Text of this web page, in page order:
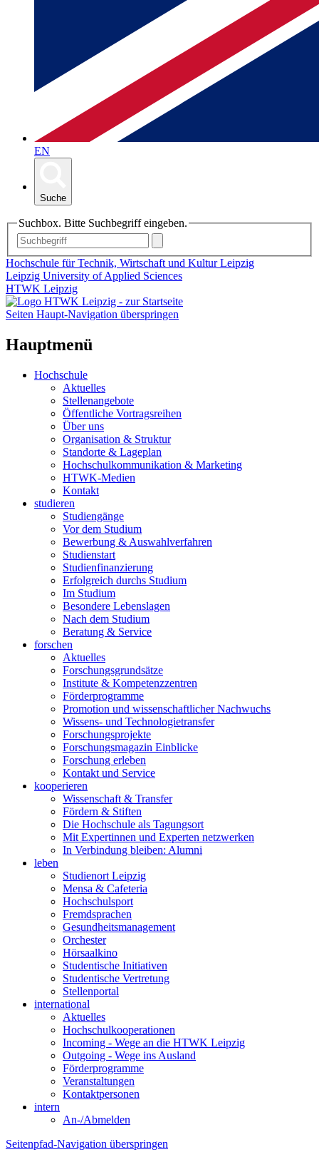
EN
Suche
Suchbox. Bitte Suchbegriff eingeben.
Hochschule für Technik, Wirtschaft und Kultur Leipzig
Leipzig University of Applied Sciences
HTWK Leipzig
Seiten Haupt-Navigation überspringen
Hauptmenü
Hochschule
Aktuelles
Stellenangebote
Öffentliche Vortragsreihen
Über uns
Organisation & Struktur
Standorte & Lageplan
Hochschulkommunikation & Marketing
HTWK-Medien
Kontakt
studieren
Studiengänge
Vor dem Studium
Bewerbung & Auswahlverfahren
Studienstart
Studienfinanzierung
Erfolgreich durchs Studium
Im Studium
Besondere Lebenslagen
Nach dem Studium
Beratung & Service
forschen
Aktuelles
Forschungsgrundsätze
Institute & Kompetenzzentren
Förderprogramme
Promotion und wissenschaftlicher Nachwuchs
Wissens- und Technologietransfer
Forschungsprojekte
Forschungsmagazin Einblicke
Forschung erleben
Kontakt und Service
kooperieren
Wissenschaft & Transfer
Fördern & Stiften
Die Hochschule als Tagungsort
Mit Expertinnen und Experten netzwerken
In Verbindung bleiben: Alumni
leben
Studienort Leipzig
Mensa & Cafeteria
Hochschulsport
Fremdsprachen
Gesundheitsmanagement
Orchester
Hörsaalkino
Studentische Initiativen
Studentische Vertretung
Stellenportal
international
Aktuelles
Hochschulkooperationen
Incoming - Wege an die HTWK Leipzig
Outgoing - Wege ins Ausland
Förderprogramme
Veranstaltungen
Kontaktpersonen
intern
An-/Abmelden
Seitenpfad-Navigation überspringen